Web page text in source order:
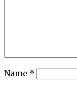
Name *